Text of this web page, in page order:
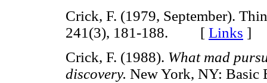
Crick, F. (1979, September).
241(3), 181-188. [ Links ]
Crick, F. (1988). What mad
discovery. New York, NY: